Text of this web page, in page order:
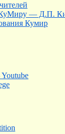
— Д.П.
Кумир